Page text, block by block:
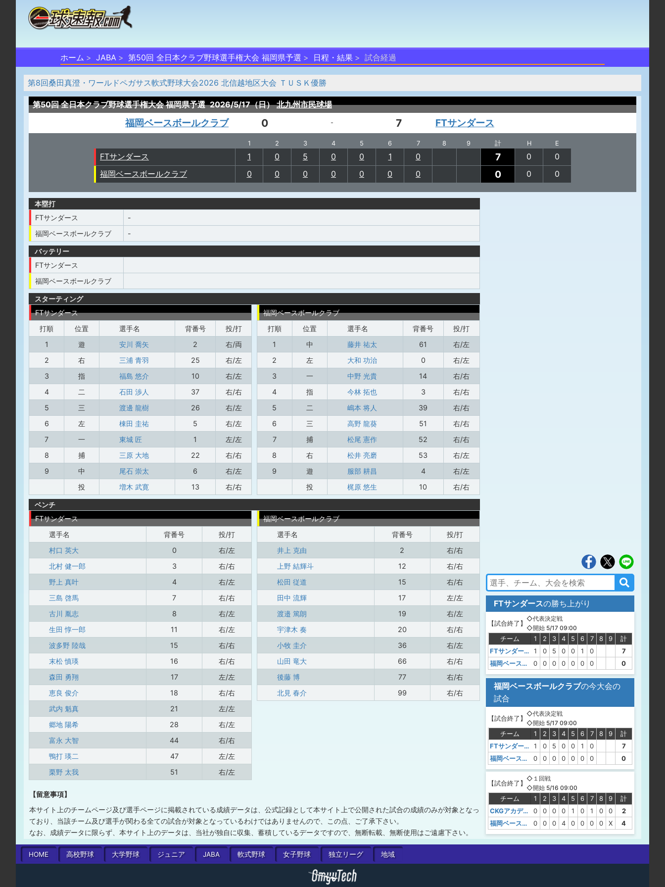
ホーム JABA 第50回 全日本クラブ野球選手権大会 福岡県予選 日程・結果 試合経過
第8回桑田真澄・ワールドペガサス軟式野球大会2026 北信越地区大会 ＴＵＳＫ優勝
第50回 全日本クラブ野球選手権大会 福岡県予選 2026/5/17（日） 北九州市民球場
福岡ベースボールクラブ 0 - 7 FTサンダース
1 2 3 4 5 6 7 8 9 計 H E
FTサンダース 1 0 5 0 0 1 0 7 0
0
福岡ベースボールクラブ
0 0 0 0 0 0 0 0 0 0
本塁打
FTサンダース
-
福岡ベースボールクラブ
-
バッテリー
FTサンダース
福岡ベースボールクラブ
スターティング
FTサンダース
打順
位置 選手名 背番号
投/打
1
遊 安川 喬矢 2
右/両
2
右 三浦 青羽 25
右/左
3
指 福島 悠介 10
右/左
4
二 石田 渉人 37
右/右
5
三 渡邊 龍樹 26
右/左
6
左 棟田 圭祐 5
右/左
7
一 東城 匠 1
左/左
8
捕 三原 大地 22
右/右
9
中 尾石 崇太 6
右/左
投
増木 武寛 13 右/右
福岡ベースボールクラブ
打順
位置 選手名 背番号
投/打
1
中 藤井 祐太 61
右/左
2
左 大和 功治 0
右/左
3
一 中野 光貴 14
右/右
4
指 今林 拓也 3
右/右
5
二 嶋本 将人 39
右/右
6
三 高野 龍葵 51
右/右
7
捕 松尾 憲作 52
右/右
8
右 松井 亮磨 53
右/左
9
遊 服部 耕昌 4
右/左
投
梶原 悠生 10 右/右
ベンチ
FTサンダース
選手名
背番号
投/打
村口 英大
0
右/左
北村 健一郎
3
右/右
野上 真叶
4
右/左
三島 啓馬
7
右/右
古川 胤志
8
右/左
生田 惇一郎
11
右/左
波多野 陸哉
15
右/右
末松 慎瑛
16
右/右
森田 勇翔
17
左/左
恵良 俊介
18
右/右
武内 魁真
21
左/左
郷地 陽希
28
右/左
富永 大智
44
右/右
鴨打 瑛二
47
左/左
栗野 太我
51 右/左
福岡ベースボールクラブ
選手名
背番号
投/打
井上 克由
2
右/右
上野 結輝斗
12
右/右
松田 従道
15
右/右
田中 流輝
17
左/左
渡邉 篤朗
19
右/左
宇津木 奏
20
右/右
小牧 圭介
36
右/左
山田 竜大
66
右/右
後藤 博
77
右/右
北見 春介
99 右/右
【留意事項】
本サイト上のチームページ及び選手ページに掲載されている成績データは、公式記録として本サイト上で公開された試合の成績のみが対象となっ
ており、当該チーム及び選手が関わる全ての試合が対象となっているわけではありませんので、この点、ご了承下さい。
なお、成績データに限らず、本サイト上のデータは、当社が独自に収集、蓄積しているデータですので、無断転載、無断使用はご遠慮下さい。
FTサンダースの勝ち上がり
【試合終了】
◇代表決定戦
◇開始 5/17 09:00
チーム 1 2 3 4 5 6 7 8 9
計
FTサンダース
1 0 5 0 0 1 0
7
福岡ベースボールクラブ
0 0 0 0 0 0 0 0
福岡ベースボールクラブの今大会の
試合
【試合終了】
◇代表決定戦
◇開始 5/17 09:00
チーム 1 2 3 4 5 6 7 8 9
計
FTサンダース
1 0 5 0 0 1 0
7
福岡ベースボールクラブ
0 0 0 0 0 0 0 0
【試合終了】
◇１回戦
◇開始 5/16 09:00
チーム 1 2 3 4 5 6 7 8 9
計
CKGアカデミー
0 0 0 0 1 0 1 0 0
2
福岡ベースボールクラブ
0 0 0 4 0 0 0 0 X 4
HOME 高校野球 大学野球 ジュニア JABA 軟式野球 女子野球 独立リーグ 地域